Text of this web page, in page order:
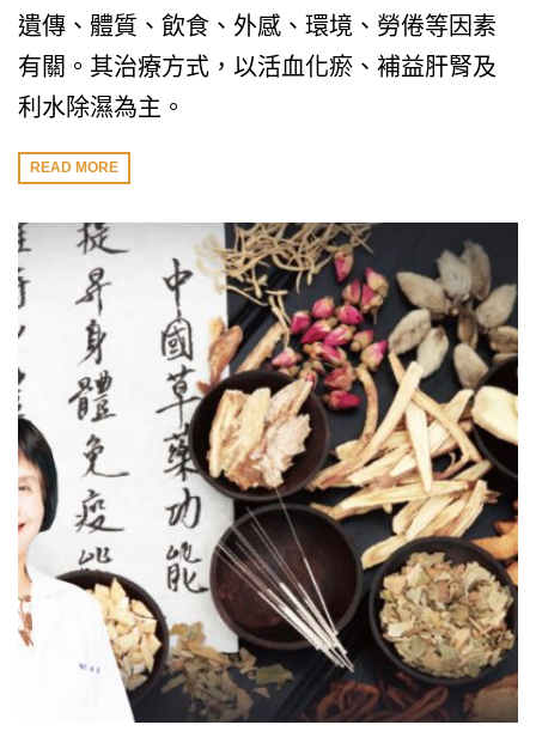
遺傳、體質、飲食、外感、環境、勞倦等因素
有關。其治療方式，以活血化瘀、補益肝腎及
利水除濕為主。
READ MORE